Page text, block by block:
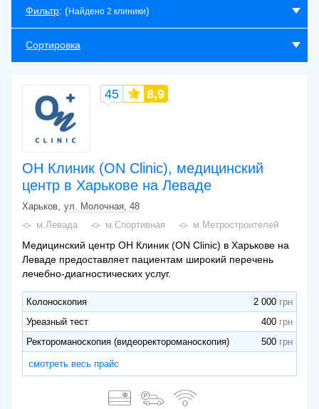
Фильтр: (Найдено 2 клиники)
Сортировка
ОН Клиник (ON Clinic), медицинский
центр в Харькове на Леваде
45 8,9
Харьков ул. Молочная, 48
м.Левада
м.Спортивная м.Метростроителей
Медицинский центр ОН Клиник (ON Clinic) в Харькове на
Леваде предоставляет пациентам широкий перечень
лечебно-диагностических услуг.
Колоноскопия
2 000
Уреазный тест
400
Ректороманоскопия (видеоректороманоскопия)
500
смотреть весь прайс